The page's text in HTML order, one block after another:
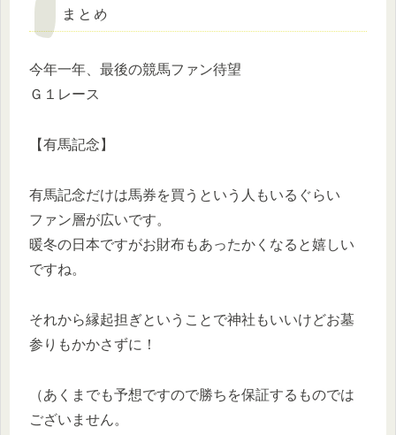
まとめ
今年一年、最後の競馬ファン待望
Ｇ１レース
【有馬記念】
有馬記念だけは馬券を買うという人もいるぐらい
ファン層が広いです。
暖冬の日本ですがお財布もあったかくなると嬉しい
ですね。
それから縁起担ぎということで神社もいいけどお墓
参りもかかさずに！
（あくまでも予想ですので勝ちを保証するものでは
ございません。